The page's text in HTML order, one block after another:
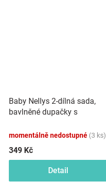
Baby Nellys 2-dílná sada,
bavlněné dupačky s
momentálně nedostupné (3 ks)
349 Kč
Detail